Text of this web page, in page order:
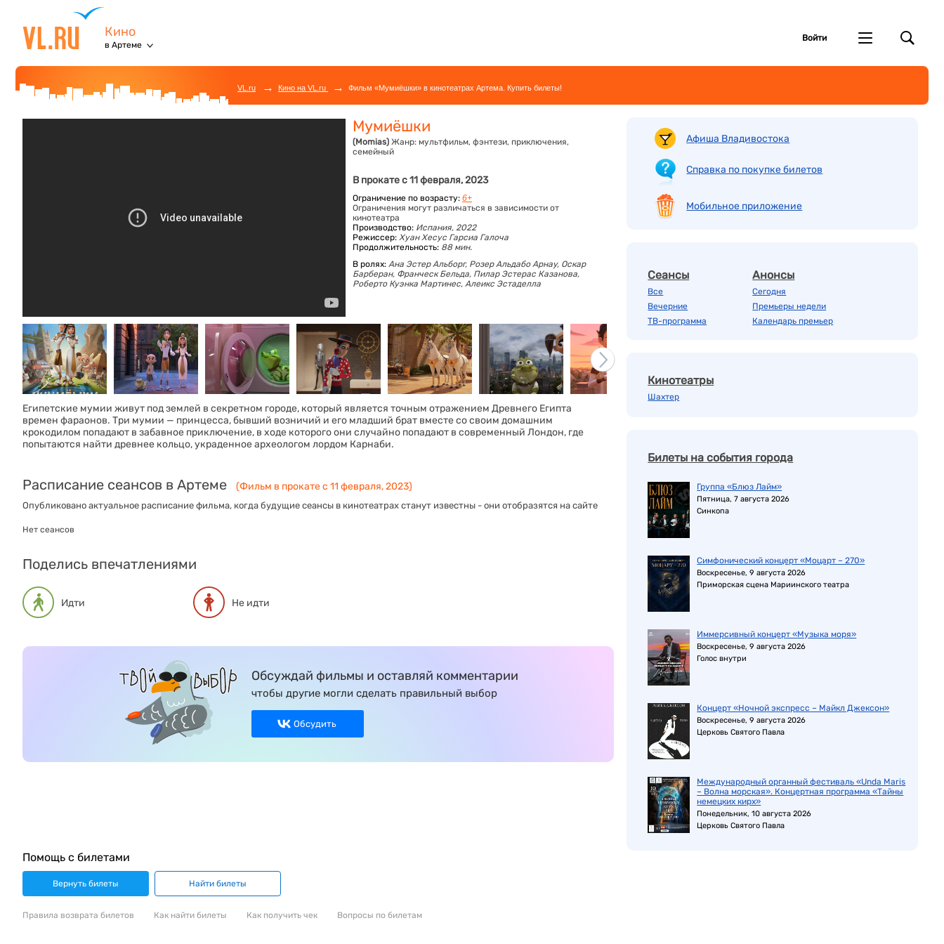
Кино
в Артеме
Войти
VL.ru → Кино на VL.ru → Фильм «Мумиёшки» в кинотеатрах Артема. Купить билеты!
Мумиёшки
(Momias) Жанр: мультфильм, фэнтези, приключения,
семейный
В прокате с 11 февраля, 2023
Ограничение по возрасту: 6+
Ограничения могут различаться в зависимости от
кинотеатра
Производство: Испания, 2022
Режиссер: Хуан Хесус Гарсиа Галоча
Продолжительность: 88 мин.
В ролях: Ана Эстер Альборг, Розер Альдабо Арнау, Оскар
Барберан, Франческ Бельда, Пилар Эстерас Казанова,
Роберто Куэнка Мартинес, Алеикс Эстаделла
Египетские мумии живут под землей в секретном городе, который является точным отражением Древнего Египта
времен фараонов. Три мумии — принцесса, бывший возничий и его младший брат вместе со своим домашним
крокодилом попадают в забавное приключение, в ходе которого они случайно попадают в современный Лондон, где
попытаются найти древнее кольцо, украденное археологом лордом Карнаби.
Расписание сеансов в Артеме (Фильм в прокате с 11 февраля, 2023)
Опубликовано актуальное расписание фильма, когда будущие сеансы в кинотеатрах станут известны - они отобразятся на сайте
Нет сеансов
Поделись впечатлениями
Идти Не идти
Обсуждай фильмы и оставляй комментарии
чтобы другие могли сделать правильный выбор
Обсудить
Афиша Владивостока
Справка по покупке билетов
Мобильное приложение
Сеансы
Все
Вечерние
ТВ-программа
Анонсы
Сегодня
Премьеры недели
Календарь премьер
Кинотеатры
Шахтер
Билеты на события города
Группа «Блюз Лайм»
Пятница, 7 августа 2026
Синкопа
Симфонический концерт «Моцарт – 270»
Воскресенье, 9 августа 2026
Приморская сцена Мариинского театра
Иммерсивный концерт «Музыка моря»
Воскресенье, 9 августа 2026
Голос внутри
Концерт «Ночной экспресс – Майкл Джексон»
Воскресенье, 9 августа 2026
Церковь Святого Павла
Международный органный фестиваль «Unda Maris
– Волна морская». Концертная программа «Тайны
немецких кирх»
Понедельник, 10 августа 2026
Церковь Святого Павла
Помощь с билетами
Вернуть билеты Найти билеты
Правила возврата билетов Как найти билеты Как получить чек Вопросы по билетам